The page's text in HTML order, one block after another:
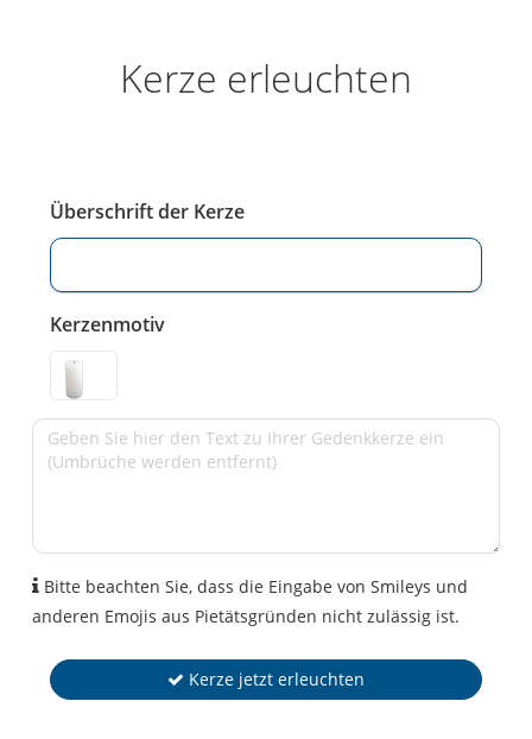
Kerze erleuchten
Überschrift der Kerze
Kerzenmotiv
Bitte beachten Sie, dass die Eingabe von Smileys und
anderen Emojis aus Pietätsgründen nicht zulässig ist.
Kerze jetzt erleuchten